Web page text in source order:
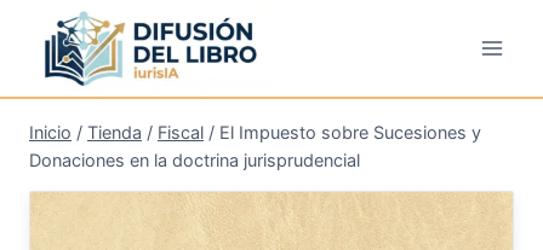
contenido
Inicio / Tienda / Fiscal / El Impuesto sobre Sucesiones y
Donaciones en la doctrina jurisprudencial